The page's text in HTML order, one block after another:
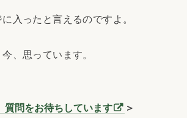
入ったと言えるのですよ。
、思っています。
質問をお待ちしています
＞